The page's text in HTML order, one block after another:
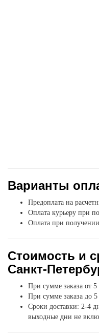
Варианты
Предоплата на
Оплата курьеру при
Оплата при
Стоимость и
Санкт-
При сумме заказа от
При сумме заказа до
Сроки доставки: 2-4
выходные дни не